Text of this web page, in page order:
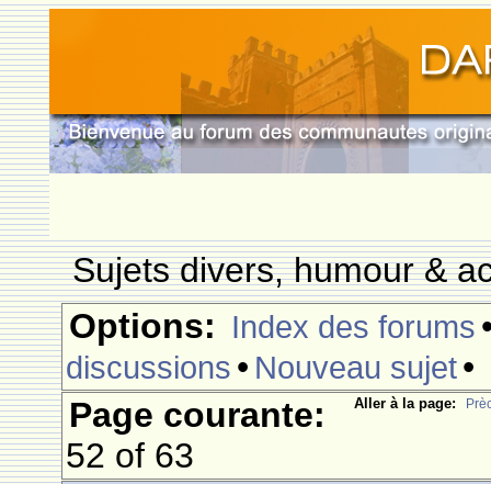
Sujets divers, humour &
Options: Index des forums
discussions • Nouveau sujet•
Aller à la page:
Page courante:
52 of 63